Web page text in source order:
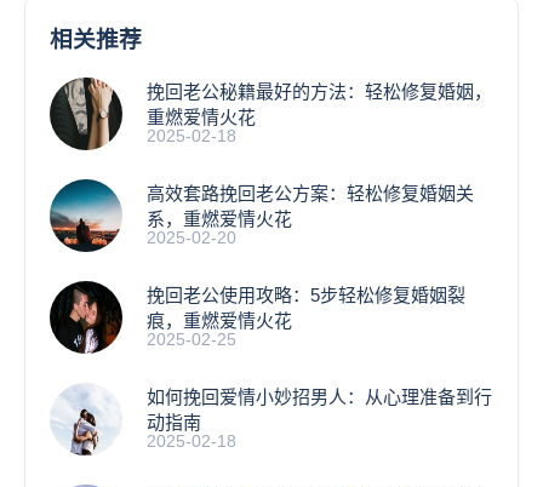
相关推荐
挽回老公秘籍最好的方法：轻松修复婚姻，
重燃爱情火花
2025-02-18
高效套路挽回老公方案：轻松修复婚姻关
系，重燃爱情火花
2025-02-20
挽回老公使用攻略：5步轻松修复婚姻裂
痕，重燃爱情火花
2025-02-25
如何挽回爱情小妙招男人：从心理准备到行
动指南
2025-02-18